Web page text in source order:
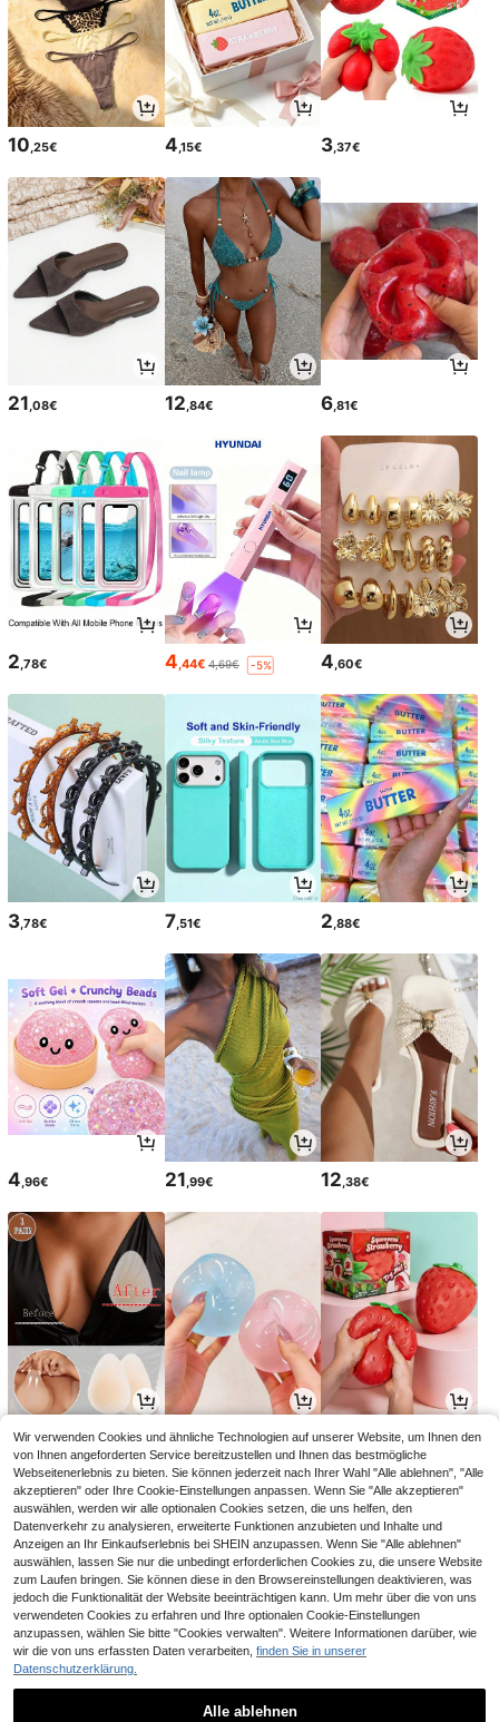
10 ,25€ 4 ,15€ 3 ,37€
21,08€ 12,84€ 6,81€
2,78€ 4,44€ 4,69€ -5% 4,60€
3 ,78€ 7 ,51€ 2 ,88€
4,96€ 21,99€ 12,38€
4,28€ 2,78€ 5,18€
2
Wir verwenden Cookies und ähnliche Technologien auf unserer Website, um Ihnen den
von Ihnen angeforderten Service bereitzustellen und Ihnen das bestmögliche
Webseitenerlebnis zu bieten. Sie können jederzeit nach Ihrer Wahl "Alle ablehnen", "Alle
akzeptieren" oder Ihre Cookie-Einstellungen anpassen. Wenn Sie "Alle akzeptieren"
auswählen, werden wir alle optionalen Cookies setzen, die uns helfen, den
Datenverkehr zu analysieren, erweiterte Funktionen anzubieten und Inhalte und
Anzeigen an Ihr Einkaufserlebnis bei SHEIN anzupassen. Wenn Sie "Alle ablehnen"
auswählen, lassen Sie nur die unbedingt erforderlichen Cookies zu, die unsere Website
zum Laufen bringen. Sie können diese in den Browsereinstellungen deaktivieren, was
jedoch die Funktionalität der Website beeinträchtigen kann. Um mehr über die von uns
verwendeten Cookies zu erfahren und Ihre optionalen Cookie-Einstellungen
anzupassen, wählen Sie bitte "Cookies verwalten". Weitere Informationen darüber, wie
wir die von uns erfassten Daten verarbeiten, finden Sie in unserer
Datenschutzerklärung.
Alle ablehnen